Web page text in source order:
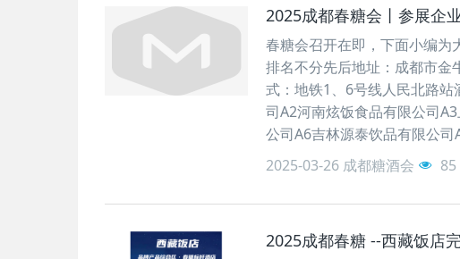
2025成都春糖会丨参展企
春糖会召开在即，下面小编为
排名不分先后地址：成都市金
式：地铁1、6号线人民北路
司A2河南炫饭食品有限公司
公司A6吉林源泰饮品有限公
2025-03-26 成都糖酒会 85
2025成都春糖 --西藏饭店